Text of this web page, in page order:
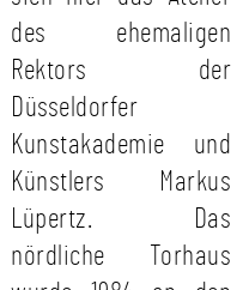
des ehemaligen
Rektors der
Düsseldorfer
Kunstakademie und
Künstlers Markus
Lüpertz. Das
nördliche Torhaus